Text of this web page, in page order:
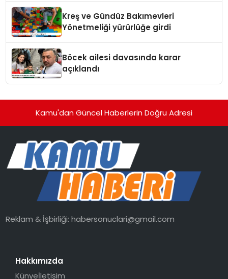
Kreş ve Gündüz Bakımevleri
Yönetmeliği yürürlüğe girdi
Böcek ailesi davasında karar
açıklandı
Kamu'dan Güncel Haberlerin Doğru Adresi
Reklam & İşbirliği:habersonuclari@gmail.com
Hakkımızda
Künyeİletişim